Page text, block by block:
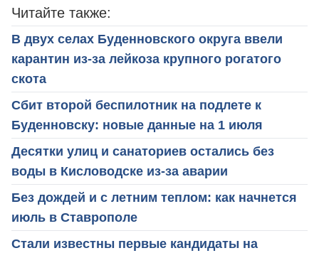
Читайте также:
В двух селах Буденновского округа ввели
карантин из-за лейкоза крупного рогатого
скота
Сбит второй беспилотник на подлете к
Буденновску: новые данные на 1 июля
Десятки улиц и санаториев остались без
воды в Кисловодске из-за аварии
Без дождей и с летним теплом: как начнется
июль в Ставрополе
Стали известны первые кандидаты на